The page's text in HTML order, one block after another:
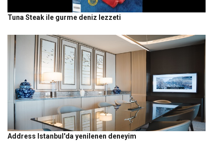
Tuna Steak ile gurme deniz lezzeti
Address Istanbul'da yenilenen deneyim